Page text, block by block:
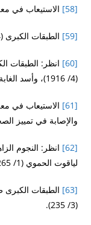
[58] الاستيعاب في
[59] الطبقات الكبرى (8/104)، وسير أعلام النبلاء ط الرسالة (2/ 238)
[60]
(4/ 1916)، وأسد الغابة ط العلمية (7/ 262)
[61]
والإصابة في تمييز الصحابة
[62]
لياقوت الحموي (1/ 265، 266)، والإصابة في تمييز الصحابة (8/ 311)
[63]
(3/ 235).